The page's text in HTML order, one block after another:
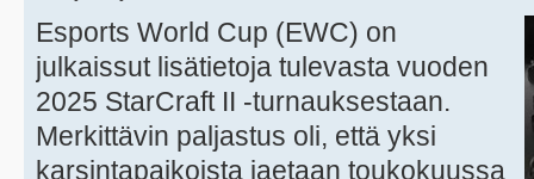
Esports World Cup (EWC) on
julkaissut lisätietoja tulevasta vuoden
2025 StarCraft II -turnauksestaan.
Merkittävin paljastus oli, että yksi
karsintapaikoista jaetaan toukokuussa